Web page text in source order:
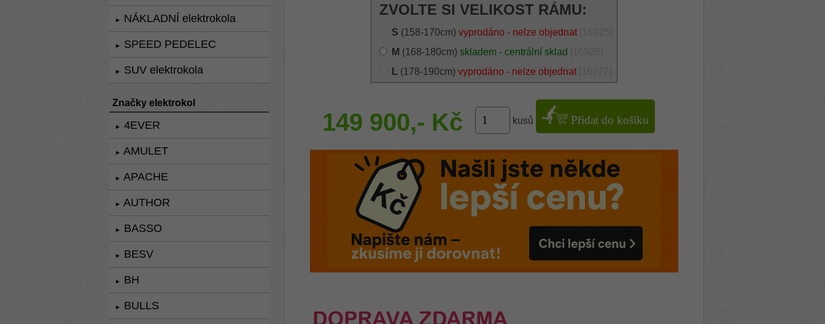
► NÁKLADNÍ elektrokola
► SPEED PEDELEC
► SUV elektrokola
Značky elektrokol
► 4EVER
► AMULET
► APACHE
► AUTHOR
► BASSO
► BESV
► BH
► BULLS
ZVOLTE SI VELIKOST RÁMU:
S (158-170cm) vyprodáno - nelze objednat
M (168-180cm) skladem - centrální sklad
L (178-190cm) vyprodáno - nelze objednat
149 900,- Kč kusů Přidat do košíku